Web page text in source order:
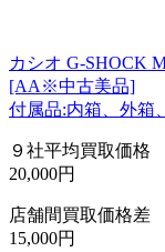
カシオ G-SHOCK
[AA※中古美品]
付属品:内箱、外箱
９社平均買取価格
20,000円
店舗間買取価格差
15,000円